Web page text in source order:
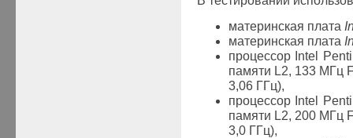
материнская плата
материнская плата
процессор Intel
памяти L2, 133 МГц
3,06 ГГц),
процессор Intel
памяти L2, 200 МГц
3,0 ГГц),